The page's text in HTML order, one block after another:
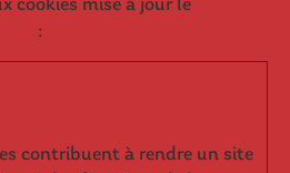
cookies mise à jour le
:
contribuent à rendre un site